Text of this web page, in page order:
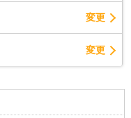
変更
変更